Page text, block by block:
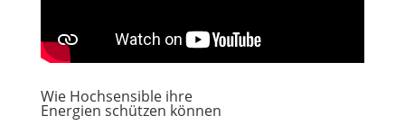
Wie Hochsensible ihre
Energien schützen können